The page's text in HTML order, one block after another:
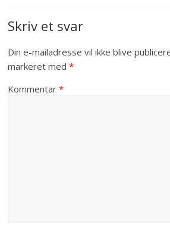
Skriv et svar
Din e-mailadresse vil ikke blive
markeret med*
Kommentar*